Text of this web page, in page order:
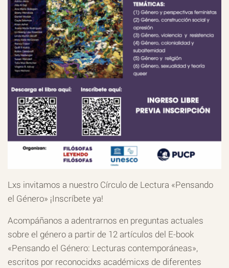
Lxs invitamos a nuestro Círculo de Lectura «Pensando
el Género» ¡Inscríbete ya!
Acompáñanos a adentrarnos en preguntas actuales
sobre el género a partir de 12 artículos del E-book
«Pensando el Género: Lecturas contemporáneas»,
escritos por reconocidxs académicxs de diferentes